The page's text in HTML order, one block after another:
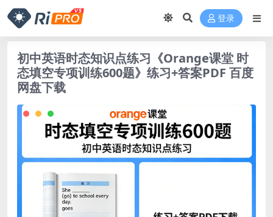
登录
初中英语时态知识点练习《Orange课堂 时
态填空专项训练600题》练习+答案PDF 百度
网盘下载